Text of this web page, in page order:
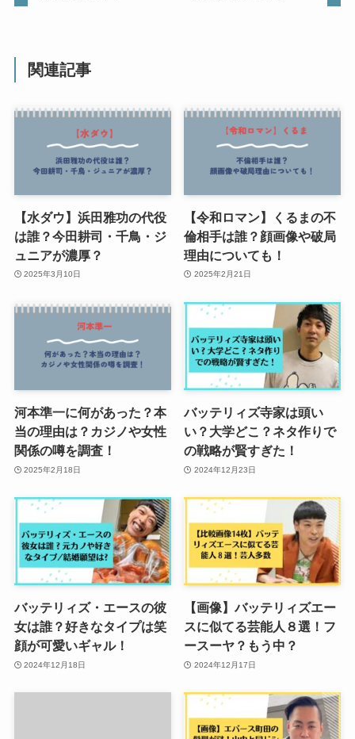
関連記事
【水ダウ】浜田雅功の代役
は誰？今田耕司・千鳥・ジ
ュニアが濃厚？
2025年3月10日
【令和ロマン】くるまの不
倫相手は誰？顔画像や破局
理由についても！
2025年2月21日
河本準一に何があった？本
当の理由は？カジノや女性
関係の噂を調査！
2025年2月18日
バッテリィズ寺家は頭い
い？大学どこ？ネタ作りで
の戦略が賢すぎた！
2024年12月23日
バッテリィズ・エースの彼
女は誰？好きなタイプは笑
顔が可愛いギャル！
2024年12月18日
【画像】バッテリィズエー
スに似てる芸能人８選！フ
ースーヤ？もう中？
2024年12月17日